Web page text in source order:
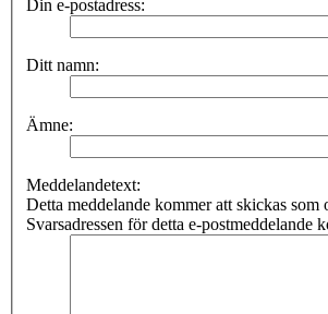
Din e-postadress:
Ditt namn:
Ämne:
Meddelandetext:
Detta meddelande kommer att skickas
Svarsadressen för detta e-postmeddelande